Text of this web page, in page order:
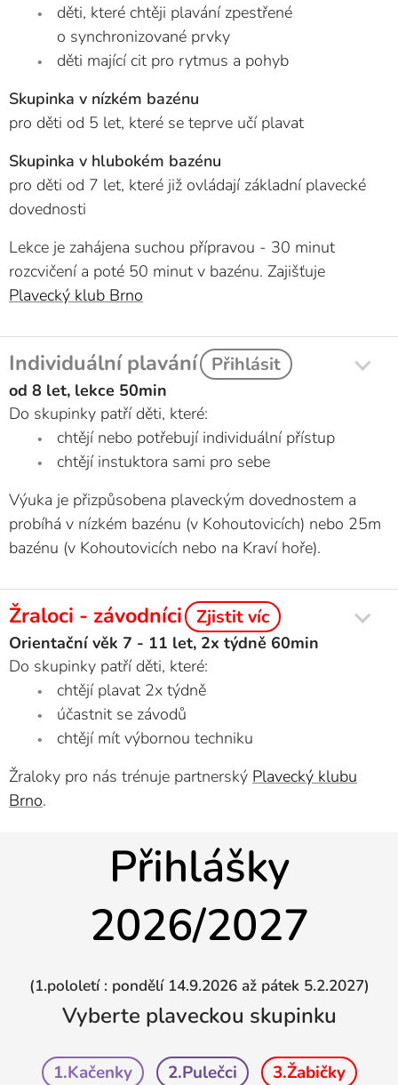
děti, které chtěji plavání zpestřené
o synchronizované prvky
děti mající cit pro rytmus a pohyb
Skupinka v nízkém bazénu
pro děti od 5 let, které se teprve učí plavat
Skupinka v hlubokém bazénu
pro děti od 7 let, které již ovládají základní plavecké
dovednosti
Lekce je zahájena suchou přípravou - 30 minut
rozcvičení a poté 50 minut v bazénu. Zajišťuje
Plavecký klub Brno
Individuální plavání Přihlásit
od 8 let, lekce 50min
Do skupinky patří děti, které:
chtějí nebo potřebují individuální přístup
chtějí instuktora sami pro sebe
Výuka je přizpůsobena plaveckým dovednostem a
probíhá v nízkém bazénu (v Kohoutovicích) nebo 25m
bazénu (v Kohoutovicích nebo na Kraví hoře).
Žraloci - závodníci Zjistit víc
Orientační věk 7 - 11 let, 2x týdně 60min
Do skupinky patří děti, které:
chtějí plavat 2x týdně
účastnit se závodů
chtějí mít výbornou techniku
Žraloky pro nás trénuje partnerský Plavecký klubu
Brno.
Přihlášky
2026/2027
(1.pololetí : pondělí 14.9.2026 až pátek 5.2.2027)
Vyberte plaveckou skupinku
1.Kačenky 2.Pulečci 3.Žabičky